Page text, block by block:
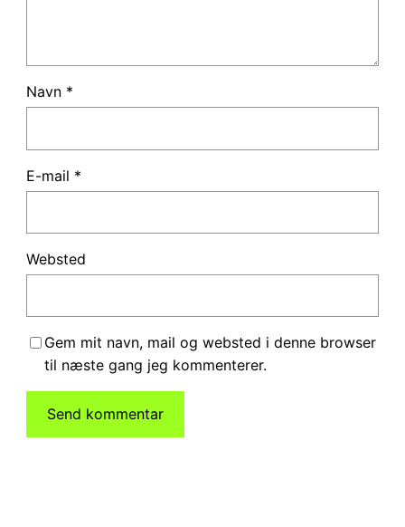
Navn *
E-mail *
Websted
Gem mit navn, mail og websted i denne browser
til næste gang jeg kommenterer.